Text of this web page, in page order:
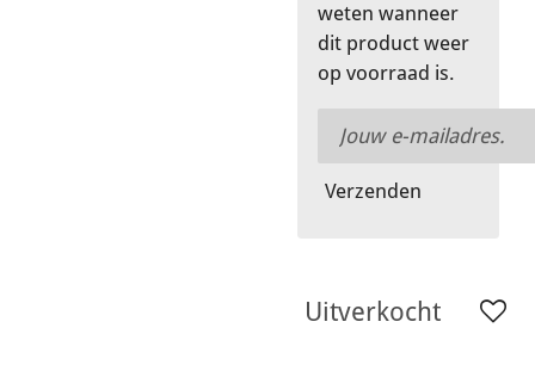
weten wanneer
dit product weer
op voorraad is.
Verzenden
Uitverkocht